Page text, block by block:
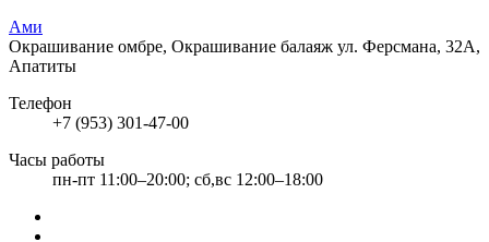
Ами
Окрашивание омбре, Окрашивание балаяж ул. Ферсмана, 32А,
Апатиты
Телефон
+7 (953) 301-47-00
Часы работы
пн-пт 11:00–20:00; сб,вс 12:00–18:00